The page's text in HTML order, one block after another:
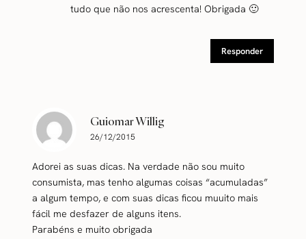
tudo que não nos acrescenta! Obrigada 🙂
Responder
Guiomar Willig
26/12/2015
Adorei as suas dicas. Na verdade não sou muito
consumista, mas tenho algumas coisas “acumuladas”
a algum tempo, e com suas dicas ficou muuito mais
fácil me desfazer de alguns itens.
Parabéns e muito obrigada